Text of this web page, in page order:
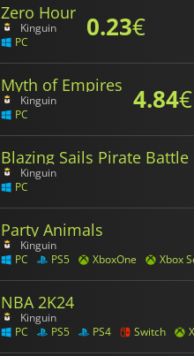
Zero Hour
Kinguin
PC
0.23€
Myth of Empires
Kinguin
PC
4.84€
Blazing Sails Pirate Battle
Kinguin
PC
Party Animals
Kinguin
PC
PS5 XboxOne Xbox
NBA 2K24
Kinguin
PC
PS5 PS4 Switch